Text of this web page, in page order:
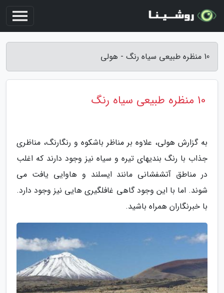
10 منظره طبیعی سیاه رنگ - هولی
10 منظره طبیعی سیاه رنگ
به گزارش هولی، علاوه بر مناظر باشکوه و رنگارنگ، مناظری
جذاب با رنگ بندیهای تیره و سیاه نیز وجود دارند که اغلب
در مناطق آتشفشانی مانند ایسلند و هاوایی یافت می
شوند. اما با این وجود گاهی غافلگیری هایی نیز وجود دارد.
با خبرنگاران همراه باشید.